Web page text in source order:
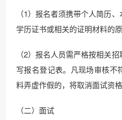
（1）报名者须携带个人简历
学历证书或相关的证明材料的原
（2）报名人员需严格按相关
写报名登记表。凡现场审核不
料弄虚作假的，将取消面试资格
（二）面试